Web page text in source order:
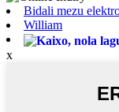
Bidali mezu
William
x